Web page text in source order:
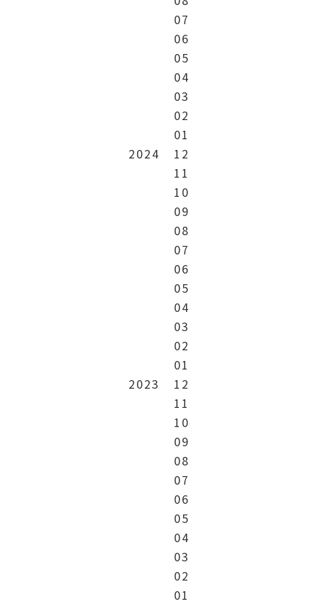
07
06
05
04
03
02
01
2024
12
11
10
09
08
07
06
05
04
03
02
01
2023
12
11
10
09
08
07
06
05
04
03
02
01